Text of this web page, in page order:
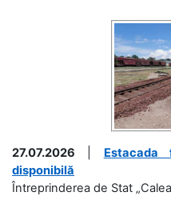
27.07.2026
disponibilă
Întreprinderea de Stat